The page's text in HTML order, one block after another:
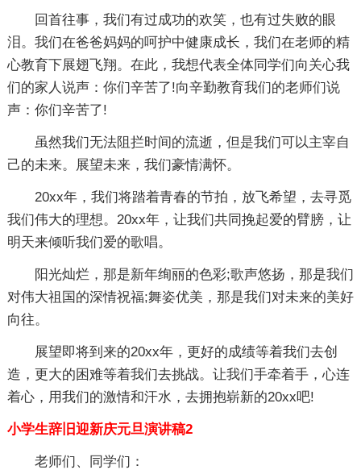
回首往事，我们有过成功的欢笑，也有过失败的眼
泪。我们在爸爸妈妈的呵护中健康成长，我们在老师的精
心教育下展翅飞翔。在此，我想代表全体同学们向关心我
们的家人说声：你们辛苦了!向辛勤教育我们的老师们说
声：你们辛苦了!
虽然我们无法阻拦时间的流逝，但是我们可以主宰自
己的未来。展望未来，我们豪情满怀。
20xx年，我们将踏着青春的节拍，放飞希望，去寻觅
我们伟大的理想。20xx年，让我们共同挽起爱的臂膀，让
明天来倾听我们爱的歌唱。
阳光灿烂，那是新年绚丽的色彩;歌声悠扬，那是我们
对伟大祖国的深情祝福;舞姿优美，那是我们对未来的美好
向往。
展望即将到来的20xx年，更好的成绩等着我们去创
造，更大的困难等着我们去挑战。让我们手牵着手，心连
着心，用我们的激情和汗水，去拥抱崭新的20xx吧!
小学生辞旧迎新庆元旦演讲稿2
老师们、同学们：